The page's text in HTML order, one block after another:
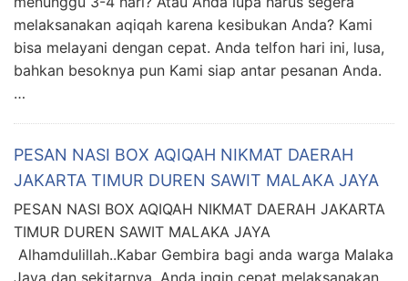
melaksanakan aqiqah karena kesibukan Anda? Kami
bisa melayani dengan cepat. Anda telfon hari ini, lusa,
bahkan besoknya pun Kami siap antar pesanan Anda.
…
PESAN NASI BOX AQIQAH NIKMAT DAERAH
JAKARTA TIMUR DUREN SAWIT MALAKA JAYA
PESAN NASI BOX AQIQAH NIKMAT DAERAH JAKARTA
TIMUR DUREN SAWIT MALAKA JAYA
Alhamdulillah..Kabar Gembira bagi anda warga Malaka